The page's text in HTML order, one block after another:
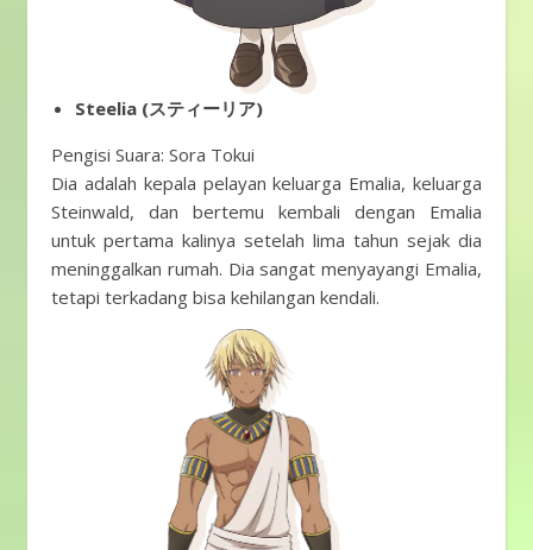
Steelia (スティーリア)
Pengisi Suara: Sora Tokui
Dia adalah kepala pelayan keluarga Emalia, keluarga
Steinwald, dan bertemu kembali dengan Emalia
untuk pertama kalinya setelah lima tahun sejak dia
meninggalkan rumah. Dia sangat menyayangi Emalia,
tetapi terkadang bisa kehilangan kendali.